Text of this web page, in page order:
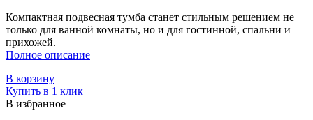
Компактная подвесная тумба станет стильным решением не
только для ванной комнаты, но и для гостинной, спальни и
прихожей.
Полное описание
В корзину
Купить в 1 клик
В избранное